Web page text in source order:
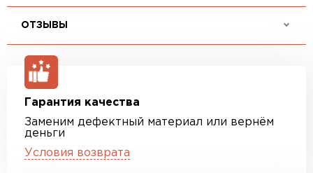
ОТЗЫВЫ
Гарантия качества
Заменим дефектный материал или вернём
деньги
Условия возврата